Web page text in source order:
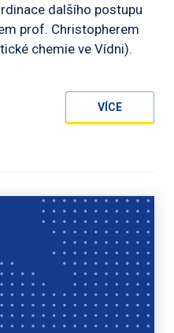
dalšího postupu
prof. Christopherem
chemie ve Vídni).
VÍCE